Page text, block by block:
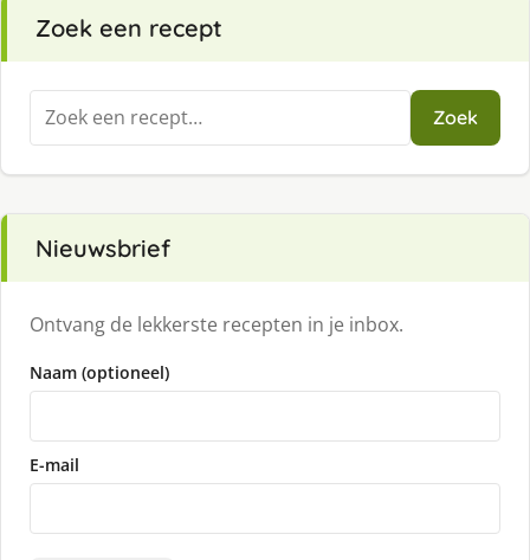
Zoek een recept
Zoeken
naar:
Zoek
Nieuwsbrief
Ontvang de lekkerste recepten in je inbox.
Naam (optioneel)
E-mail